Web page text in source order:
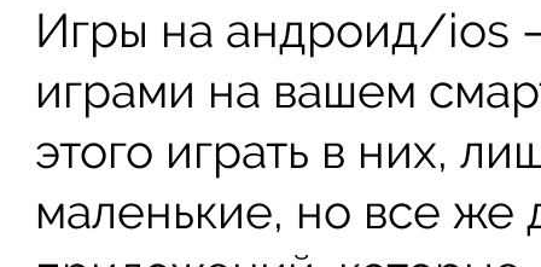
Игры на андроид/ios
играми на вашем
этого играть в них,
маленькие, но все же